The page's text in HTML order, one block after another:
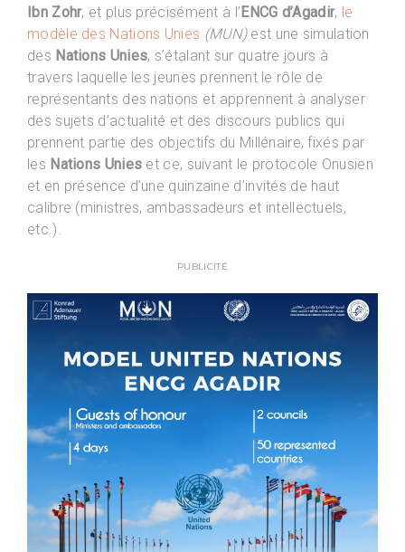
Ibn Zohr, et plus précisément à l’ENCG d’Agadir, le
modèle des Nations Unies (MUN)est une simulation
des Nations Unies, s’étalant sur quatre jours à
travers laquelle les jeunes prennent le rôle de
représentants des nations et apprennent à analyser
des sujets d’actualité et des discours publics qui
prennent partie des objectifs du Millénaire, fixés par
les Nations Unies et ce, suivant le protocole Onusien
et en présence d’une quinzaine d’invités de haut
calibre (ministres, ambassadeurs et intellectuels,
etc.).
PUBLICITÉ